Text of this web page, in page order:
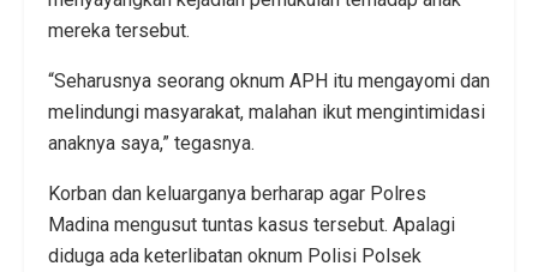
mereka tersebut.
“Seharusnya seorang oknum APH itu mengayomi dan
melindungi masyarakat, malahan ikut mengintimidasi
anaknya saya,” tegasnya.
Korban dan keluarganya berharap agar Polres
Madina mengusut tuntas kasus tersebut. Apalagi
diduga ada keterlibatan oknum Polisi Polsek